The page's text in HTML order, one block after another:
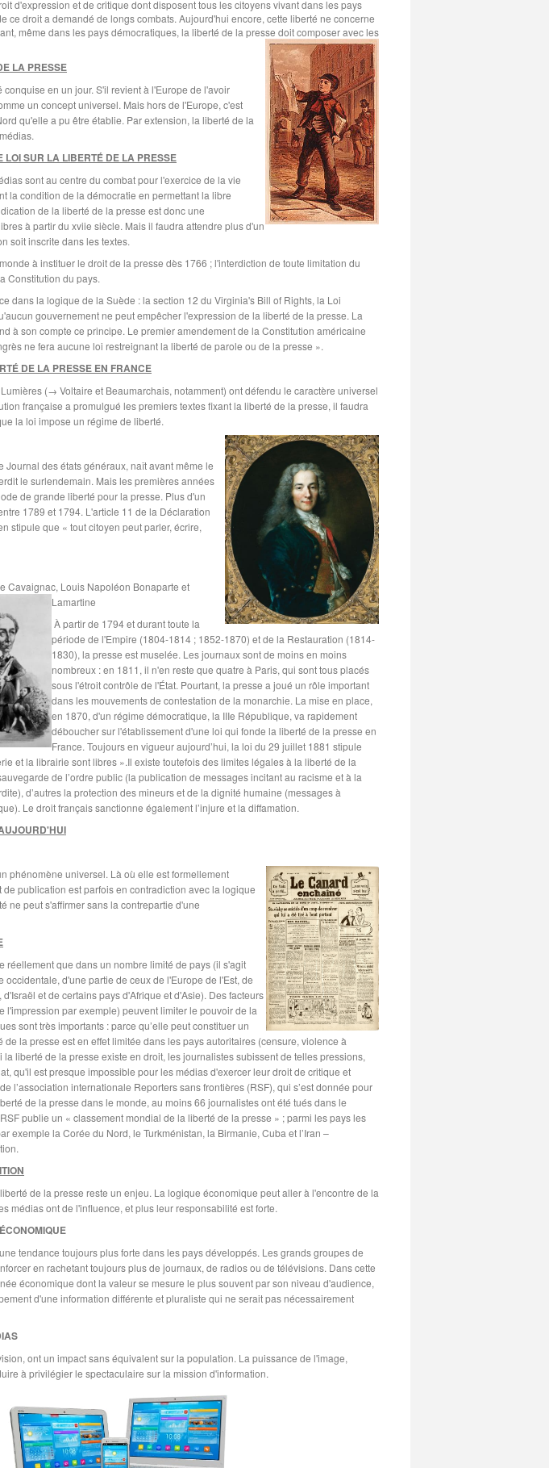
d'expression et de critique dont disposent tous les citoyens vivant dans les pays
ce droit a demandé de longs combats. Aujourd'hui encore, cette liberté ne concerne
même dans les pays démocratiques, la liberté de la presse doit composer avec les
LA PRESSE
en un jour. S'il revient à l'Europe de l'avoir
un concept universel. Mais hors de l'Europe, c'est
qu'elle a pu être établie. Par extension, la liberté de la
LOI SUR LA LIBERTÉ DE LA PRESSE
sont au centre du combat pour l'exercice de la vie
la condition de la démocratie en permettant la libre
de la liberté de la presse est donc une
à partir du xviie siècle. Mais il faudra attendre plus d'un
soit inscrite dans les textes.
à instituer le droit de la presse dès 1766 ; l'interdiction de toute limitation du
Constitution du pays.
dans la logique de la Suède : la section 12 du Virginia's Bill of Rights, la Loi
gouvernement ne peut empêcher l'expression de la liberté de la presse. La
à son compte ce principe. Le premier amendement de la Constitution américaine
ne fera aucune loi restreignant la liberté de parole ou de la presse ».
DE LA PRESSE EN FRANCE
(→ Voltaire et Beaumarchais, notamment) ont défendu le caractère universel
française a promulgué les premiers textes fixant la liberté de la presse, il faudra
la loi impose un régime de liberté.
des états généraux, naît avant même le
le surlendemain. Mais les premières années
de grande liberté pour la presse. Plus d'un
1789 et 1794. L'article 11 de la Déclaration
stipule que « tout citoyen peut parler, écrire,
Cavaignac, Louis Napoléon Bonaparte et
Lamartine
À partir de 1794 et durant toute la
période de l'Empire (1804-1814 ; 1852-1870) et de la Restauration (1814-
1830), la presse est muselée. Les journaux sont de moins en moins
nombreux : en 1811, il n'en reste que quatre à Paris, qui sont tous placés
sous l'étroit contrôle de l'État. Pourtant, la presse a joué un rôle important
dans les mouvements de contestation de la monarchie. La mise en place,
en 1870, d'un régime démocratique, la IIIe République, va rapidement
déboucher sur l'établissement d'une loi qui fonde la liberté de la presse en
France. Toujours en vigueur aujourd’hui, la loi du 29 juillet 1881 stipule
et la librairie sont libres ».Il existe toutefois des limites légales à la liberté de la
de l’ordre public (la publication de messages incitant au racisme et à la
d’autres la protection des mineurs et de la dignité humaine (messages à
Le droit français sanctionne également l’injure et la diffamation.
phénomène universel. Là où elle est formellement
publication est parfois en contradiction avec la logique
ne peut s'affirmer sans la contrepartie d'une
réellement que dans un nombre limité de pays (il s'agit
occidentale, d'une partie de ceux de l'Europe de l'Est, de
et de certains pays d'Afrique et d'Asie). Des facteurs
l'impression par exemple) peuvent limiter le pouvoir de la
sont très importants : parce qu’elle peut constituer un
la presse est en effet limitée dans les pays autoritaires (censure, violence à
la liberté de la presse existe en droit, les journalistes subissent de telles pressions,
qu'il est presque impossible pour les médias d'exercer leur droit de critique et
l’association internationale Reporters sans frontières (RSF), qui s’est donnée pour
de la presse dans le monde, au moins 66 journalistes ont été tués dans le
publie un « classement mondial de la liberté de la presse » ; parmi les pays les
exemple la Corée du Nord, le Turkménistan, la Birmanie, Cuba et l’Iran –
de la presse reste un enjeu. La logique économique peut aller à l'encontre de la
médias ont de l'influence, et plus leur responsabilité est forte.
tendance toujours plus forte dans les pays développés. Les grands groupes de
en rachetant toujours plus de journaux, de radios ou de télévisions. Dans cette
économique dont la valeur se mesure le plus souvent par son niveau d'audience,
d'une information différente et pluraliste qui ne serait pas nécessairement
ont un impact sans équivalent sur la population. La puissance de l'image,
à privilégier le spectaculaire sur la mission d'information.